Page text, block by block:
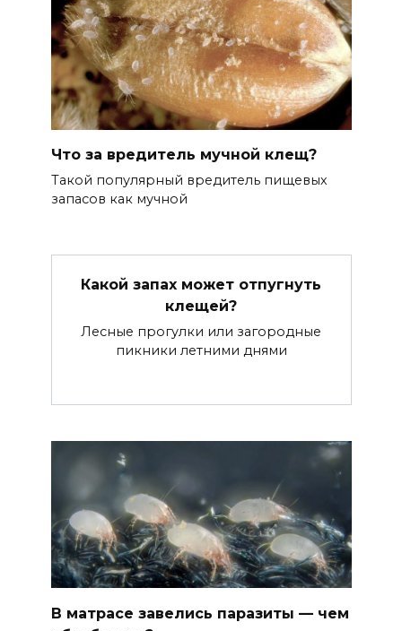
Что за вредитель мучной клещ?
Такой популярный вредитель пищевых
запасов как мучной
Какой запах может отпугнуть
клещей?
Лесные прогулки или загородные
пикники летними днями
В матрасе завелись паразиты — чем